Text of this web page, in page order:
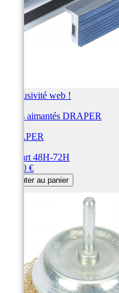
Exclusivité web !
Mors aimantés DRAPER
DRAPER
Départ 48H-72H
20,40 €
Ajouter au panier